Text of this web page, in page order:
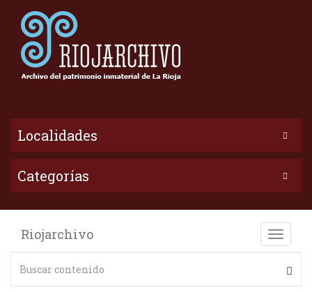
Localidades
Categorías
Toggle
Riojarchivo